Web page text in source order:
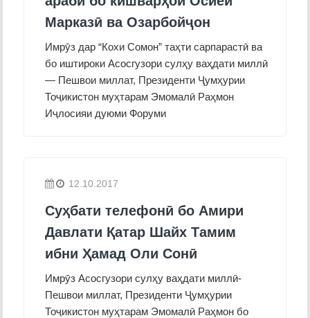
Марказӣ ва Озарбойҷон
Имрӯз дар “Кохи Сомон” таҳти сарпарастӣ ва
бо иштироки Асосгузори сулҳу ваҳдати миллӣ
— Пешвои миллат, Президенти Ҷумҳурии
Тоҷикистон муҳтарам Эмомалӣ Раҳмон
Иҷлосияи дуюми Форуми
12.10.2017
Суҳбати телефонӣ бо Амири
Давлати Қатар Шайх Тамим
ибни Ҳамад Оли Сонӣ
Имрӯз Асосгузори сулҳу ваҳдати миллӣ-
Пешвои миллат, Президенти Ҷумҳурии
Тоҷикистон муҳтарам Эмомалӣ Раҳмон бо